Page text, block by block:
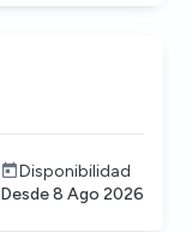
Disponibilidad
Desde8 Ago 2026